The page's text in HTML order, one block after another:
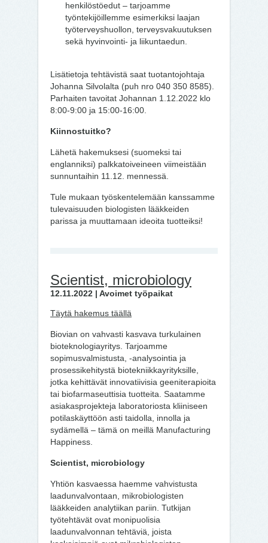
henkilöstöedut – tarjoamme
työntekijöillemme esimerkiksi laajan
työterveyshuollon, terveysvakuutuksen
sekä hyvinvointi- ja liikuntaedun.
Lisätietoja tehtävistä saat tuotantojohtaja
Johanna Silvolalta (puh nro 040 350 8585).
Parhaiten tavoitat Johannan 1.12.2022 klo
8:00-9:00 ja 15:00-16:00.
Kiinnostuitko?
Lähetä hakemuksesi (suomeksi tai
englanniksi) palkkatoiveineen viimeistään
sunnuntaihin 11.12. mennessä.
Tule mukaan työskentelemään kanssamme
tulevaisuuden biologisten lääkkeiden
parissa ja muuttamaan ideoita tuotteiksi!
Scientist, microbiology
12.11.2022 | Avoimet työpaikat
Täytä hakemus täällä
Biovian on vahvasti kasvava turkulainen
bioteknologiayritys. Tarjoamme
sopimusvalmistusta, -analysointia ja
prosessikehitystä biotekniikkayrityksille,
jotka kehittävät innovatiivisia geeniterapioita
tai biofarmaseuttisia tuotteita. Saatamme
asiakasprojekteja laboratoriosta kliiniseen
potilaskäyttöön asti taidolla, innolla ja
sydämellä – tämä on meillä Manufacturing
Happiness.
Scientist, microbiology
Yhtiön kasvaessa haemme vahvistusta
laadunvalvontaan, mikrobiologisten
lääkkeiden analytiikan pariin. Tutkijan
työtehtävät ovat monipuolisia
laadunvalvonnan tehtäviä, joista